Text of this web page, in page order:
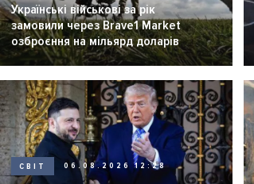
Українські військові за рік
замовили через Brave1 Market
озброєння на мільярд доларів
СВІТ 06.08.2026 12:28